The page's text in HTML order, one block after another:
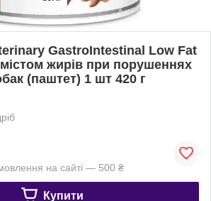
GastroIntestinal Low Fat
жирів при порушеннях
(паштет) 1 шт 420 г
на сайті — 500 ₴
Купити